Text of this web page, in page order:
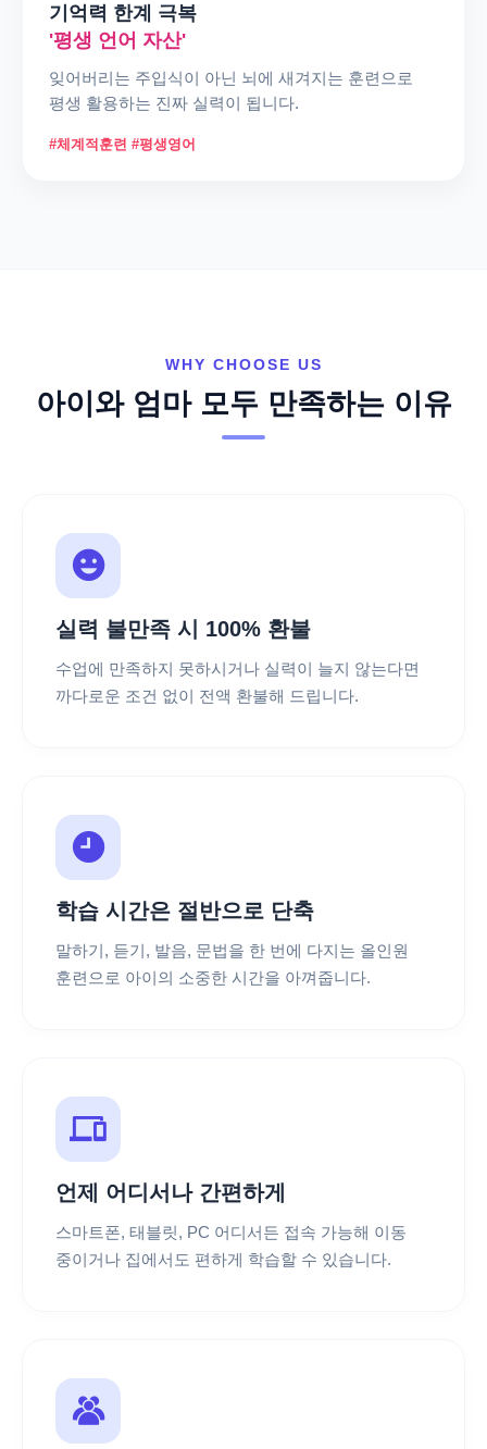
기억력 한계 극복
'평생 언어 자산'
잊어버리는 주입식이 아닌 뇌에 새겨지는 훈련으로
평생 활용하는 진짜 실력이 됩니다.
#체계적훈련 #평생영어
WHY CHOOSE US
아이와 엄마 모두 만족하는 이유
실력 불만족 시 100% 환불
수업에 만족하지 못하시거나 실력이 늘지 않는다면
까다로운 조건 없이 전액 환불해 드립니다.
학습 시간은 절반으로 단축
말하기, 듣기, 발음, 문법을 한 번에 다지는 올인원
훈련으로 아이의 소중한 시간을 아껴줍니다.
언제 어디서나 간편하게
스마트폰, 태블릿, PC 어디서든 접속 가능해 이동
중이거나 집에서도 편하게 학습할 수 있습니다.